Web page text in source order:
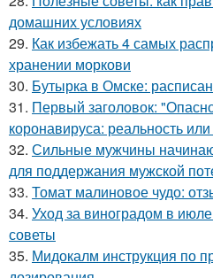
домашних условиях
29. Как избежать 4 самых
хранении моркови
30. Бутырка в Омске:
31. Первый заголовок:
коронавируса: реальность
32. Сильные мужчины
для поддержания мужской
33. Томат малиновое чудо:
34. Уход за виноградом в
советы
35. Мидокалм инструкция по